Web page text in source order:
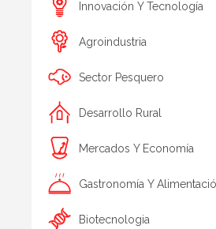
Innovación Y Tecnología
Agroindustria
Sector Pesquero
Desarrollo Rural
Mercados Y Economía
Gastronomía Y
Biotecnologia